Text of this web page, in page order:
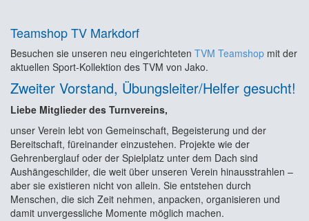
Teamshop TV Markdorf
Besuchen sie unseren neu eingerichteten TVM Teamshop mit der
aktuellen Sport-Kollektion des TVM von Jako.
Zweiter Vorstand, Übungsleiter/Helfer gesucht!
Liebe Mitglieder des Turnvereins,
unser Verein lebt von Gemeinschaft, Begeisterung und der
Bereitschaft, füreinander einzustehen. Projekte wie der
Gehrenberglauf oder der Spielplatz unter dem Dach sind
Aushängeschilder, die weit über unseren Verein hinausstrahlen –
aber sie existieren nicht von allein. Sie entstehen durch
Menschen, die sich Zeit nehmen, anpacken, organisieren und
damit unvergessliche Momente möglich machen.